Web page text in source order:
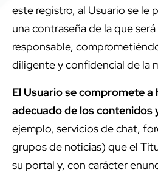
este registro, al Usuario se le
una contraseña de la que
responsable,
diligente y confidencial de la
El Usuario se compromete a
adecuado de los contenidos
ejemplo, servicios de chat,
grupos de noticias) que el
su portal y, con carácter